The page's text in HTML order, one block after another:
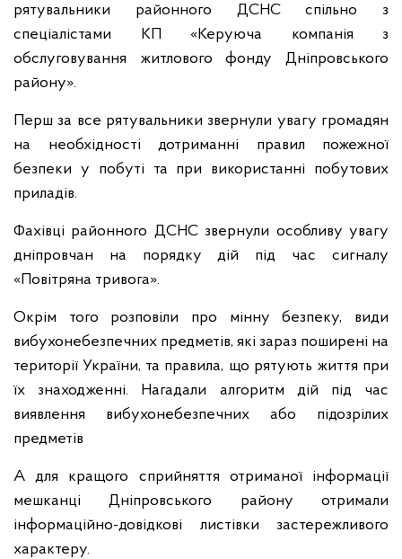
рятувальники районного ДСНС спільно з
спеціалістами КП «Керуюча компанія з
обслуговування житлового фонду Дніпровського
району».
Перш за все рятувальники звернули увагу громадян
на необхідності дотриманні правил пожежної
безпеки у побуті та при використанні побутових
приладів.
Фахівці районного ДСНС звернули особливу увагу
дніпровчан на порядку дій під час сигналу
«Повітряна тривога».
Окрім того розповіли про мінну безпеку, види
вибухонебезпечних предметів, які зараз поширені на
території України, та правила, що рятують життя при
їх знаходженні. Нагадали алгоритм дій під час
виявлення вибухонебезпечних або підозрілих
предметів
А для кращого сприйняття отриманої інформації
мешканці Дніпровського району отримали
інформаційно-довідкові листівки застережливого
характеру.